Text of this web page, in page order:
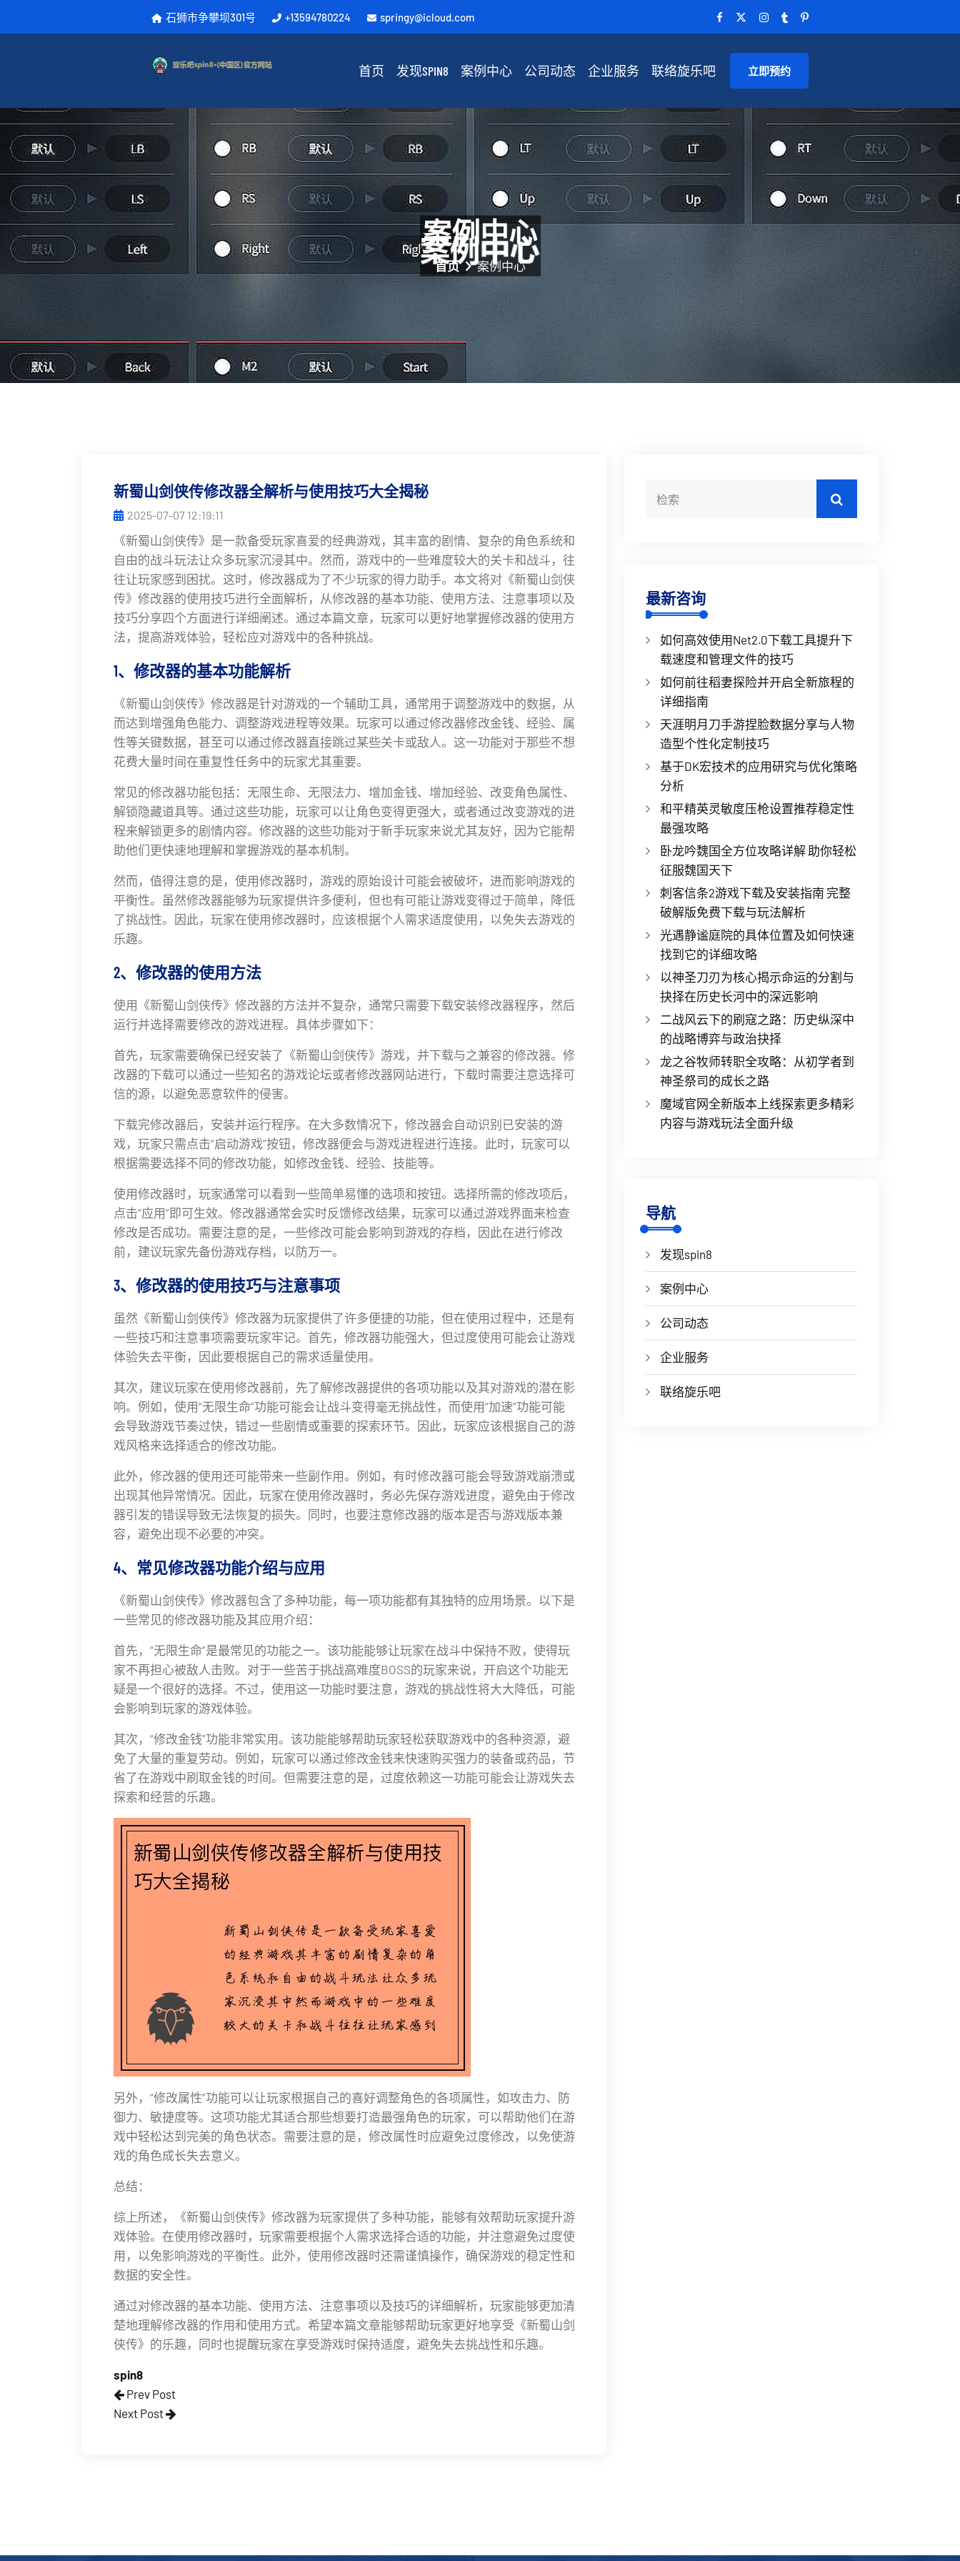
石狮市争攀坝301号 +13594780224 springy@icloud.com
首页 发现SPIN8 案例中心 公司动态 企业服务 联络旋乐吧 立即预约
案例中心
首页 案例中心
新蜀山剑侠传修改器全解析与使用技巧大全揭秘
2025-07-07 12:19:11
《新蜀山剑侠传》是一款备受玩家喜爱的经典游戏，其丰富的剧情、复杂的角色系统和
自由的战斗玩法让众多玩家沉浸其中。然而，游戏中的一些难度较大的关卡和战斗，往
往让玩家感到困扰。这时，修改器成为了不少玩家的得力助手。本文将对《新蜀山剑侠
传》修改器的使用技巧进行全面解析，从修改器的基本功能、使用方法、注意事项以及
技巧分享四个方面进行详细阐述。通过本篇文章，玩家可以更好地掌握修改器的使用方
法，提高游戏体验，轻松应对游戏中的各种挑战。
1、修改器的基本功能解析
《新蜀山剑侠传》修改器是针对游戏的一个辅助工具，通常用于调整游戏中的数据，从
而达到增强角色能力、调整游戏进程等效果。玩家可以通过修改器修改金钱、经验、属
性等关键数据，甚至可以通过修改器直接跳过某些关卡或敌人。这一功能对于那些不想
花费大量时间在重复性任务中的玩家尤其重要。
常见的修改器功能包括：无限生命、无限法力、增加金钱、增加经验、改变角色属性、
解锁隐藏道具等。通过这些功能，玩家可以让角色变得更强大，或者通过改变游戏的进
程来解锁更多的剧情内容。修改器的这些功能对于新手玩家来说尤其友好，因为它能帮
助他们更快速地理解和掌握游戏的基本机制。
然而，值得注意的是，使用修改器时，游戏的原始设计可能会被破坏，进而影响游戏的
平衡性。虽然修改器能够为玩家提供许多便利，但也有可能让游戏变得过于简单，降低
了挑战性。因此，玩家在使用修改器时，应该根据个人需求适度使用，以免失去游戏的
乐趣。
2、修改器的使用方法
使用《新蜀山剑侠传》修改器的方法并不复杂，通常只需要下载安装修改器程序，然后
运行并选择需要修改的游戏进程。具体步骤如下：
首先，玩家需要确保已经安装了《新蜀山剑侠传》游戏，并下载与之兼容的修改器。修
改器的下载可以通过一些知名的游戏论坛或者修改器网站进行，下载时需要注意选择可
信的源，以避免恶意软件的侵害。
下载完修改器后，安装并运行程序。在大多数情况下，修改器会自动识别已安装的游
戏，玩家只需点击“启动游戏”按钮，修改器便会与游戏进程进行连接。此时，玩家可以
根据需要选择不同的修改功能，如修改金钱、经验、技能等。
使用修改器时，玩家通常可以看到一些简单易懂的选项和按钮。选择所需的修改项后，
点击“应用”即可生效。修改器通常会实时反馈修改结果，玩家可以通过游戏界面来检查
修改是否成功。需要注意的是，一些修改可能会影响到游戏的存档，因此在进行修改
前，建议玩家先备份游戏存档，以防万一。
3、修改器的使用技巧与注意事项
虽然《新蜀山剑侠传》修改器为玩家提供了许多便捷的功能，但在使用过程中，还是有
一些技巧和注意事项需要玩家牢记。首先，修改器功能强大，但过度使用可能会让游戏
体验失去平衡，因此要根据自己的需求适量使用。
其次，建议玩家在使用修改器前，先了解修改器提供的各项功能以及其对游戏的潜在影
响。例如，使用“无限生命”功能可能会让战斗变得毫无挑战性，而使用“加速”功能可能
会导致游戏节奏过快，错过一些剧情或重要的探索环节。因此，玩家应该根据自己的游
戏风格来选择适合的修改功能。
此外，修改器的使用还可能带来一些副作用。例如，有时修改器可能会导致游戏崩溃或
出现其他异常情况。因此，玩家在使用修改器时，务必先保存游戏进度，避免由于修改
器引发的错误导致无法恢复的损失。同时，也要注意修改器的版本是否与游戏版本兼
容，避免出现不必要的冲突。
4、常见修改器功能介绍与应用
《新蜀山剑侠传》修改器包含了多种功能，每一项功能都有其独特的应用场景。以下是
一些常见的修改器功能及其应用介绍：
首先，“无限生命”是最常见的功能之一。该功能能够让玩家在战斗中保持不败，使得玩
家不再担心被敌人击败。对于一些苦于挑战高难度BOSS的玩家来说，开启这个功能无
疑是一个很好的选择。不过，使用这一功能时要注意，游戏的挑战性将大大降低，可能
会影响到玩家的游戏体验。
其次，“修改金钱”功能非常实用。该功能能够帮助玩家轻松获取游戏中的各种资源，避
免了大量的重复劳动。例如，玩家可以通过修改金钱来快速购买强力的装备或药品，节
省了在游戏中刷取金钱的时间。但需要注意的是，过度依赖这一功能可能会让游戏失去
探索和经营的乐趣。
另外，“修改属性”功能可以让玩家根据自己的喜好调整角色的各项属性，如攻击力、防
御力、敏捷度等。这项功能尤其适合那些想要打造最强角色的玩家，可以帮助他们在游
戏中轻松达到完美的角色状态。需要注意的是，修改属性时应避免过度修改，以免使游
戏的角色成长失去意义。
总结：
综上所述，《新蜀山剑侠传》修改器为玩家提供了多种功能，能够有效帮助玩家提升游
戏体验。在使用修改器时，玩家需要根据个人需求选择合适的功能，并注意避免过度使
用，以免影响游戏的平衡性。此外，使用修改器时还需谨慎操作，确保游戏的稳定性和
数据的安全性。
通过对修改器的基本功能、使用方法、注意事项以及技巧的详细解析，玩家能够更加清
楚地理解修改器的作用和使用方式。希望本篇文章能够帮助玩家更好地享受《新蜀山剑
侠传》的乐趣，同时也提醒玩家在享受游戏时保持适度，避免失去挑战性和乐趣。
spin8
Prev Post
Next Post
最新咨询
如何高效使用Net2.0下载工具提升下
载速度和管理文件的技巧
如何前往稻妻探险并开启全新旅程的
详细指南
天涯明月刀手游捏脸数据分享与人物
造型个性化定制技巧
基于DK宏技术的应用研究与优化策略
分析
和平精英灵敏度压枪设置推荐稳定性
最强攻略
卧龙吟魏国全方位攻略详解 助你轻松
征服魏国天下
刺客信条2游戏下载及安装指南 完整
破解版免费下载与玩法解析
光遇静谧庭院的具体位置及如何快速
找到它的详细攻略
以神圣刀刃为核心揭示命运的分割与
抉择在历史长河中的深远影响
二战风云下的刷寇之路：历史纵深中
的战略博弈与政治抉择
龙之谷牧师转职全攻略：从初学者到
神圣祭司的成长之路
魔域官网全新版本上线探索更多精彩
内容与游戏玩法全面升级
导航
发现spin8
案例中心
公司动态
企业服务
联络旋乐吧